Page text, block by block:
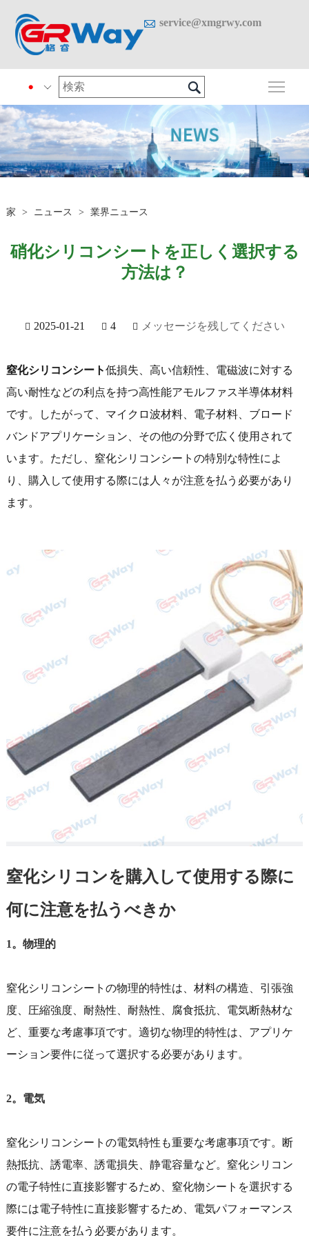
 service@xmgrwy.com
 
家 > ニュース > 業界ニュース
硝化シリコンシートを正しく選択する
方法は？
2025-01-21 4 メッセージを残してください
窒化シリコンシート低損失、高い信頼性、電磁波に対する
高い耐性などの利点を持つ高性能アモルファス半導体材料
です。したがって、マイクロ波材料、電子材料、ブロード
バンドアプリケーション、その他の分野で広く使用されて
います。ただし、窒化シリコンシートの特別な特性によ
り、購入して使用する際には人々が注意を払う必要があり
ます。
窒化シリコンを購入して使用する際に
何に注意を払うべきか
1。物理的
窒化シリコンシートの物理的特性は、材料の構造、引張強
度、圧縮強度、耐熱性、耐熱性、腐食抵抗、電気断熱材な
ど、重要な考慮事項です。適切な物理的特性は、アプリケ
ーション要件に従って選択する必要があります。
2。電気
窒化シリコンシートの電気特性も重要な考慮事項です。断
熱抵抗、誘電率、誘電損失、静電容量など。窒化シリコン
の電子特性に直接影響するため、窒化物シートを選択する
際には電子特性に直接影響するため、電気パフォーマンス
要件に注意を払う必要があります。